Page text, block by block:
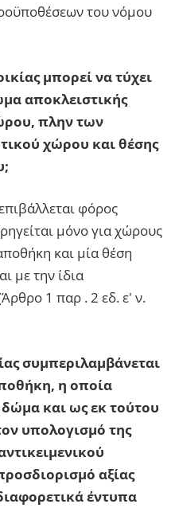
του νόμου
μπορεί να τύχει
αποκλειστικής
πλην των
χώρου και θέσης
φόρος
μόνο για χώρους
και μία θέση
με την ίδια
1 παρ . 2 εδ. ε' ν.
συμπεριλαμβάνεται
η οποία
και ως εκ τούτου
υπολογισμό της
αξίας
έντυπα